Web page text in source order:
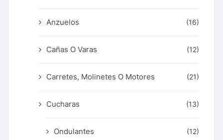
Anzuelos (16)
Cañas O Varas (12)
Carretes, Molinetes O Motores (21)
Cucharas (13)
Ondulantes (12)